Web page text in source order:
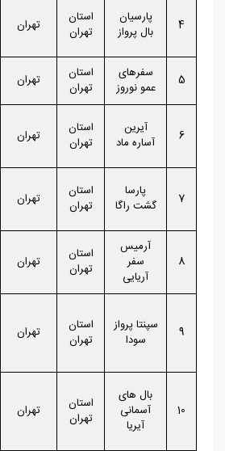
4
پارسیان
بال پرواز
استان
تهران
تهران
5
سفرهای
عمو نوروز
استان
تهران
تهران
6
آیرین
آساره ماد
استان
تهران
تهران
7
پارسا
گشت راگا
استان
تهران
تهران
8
آرمیس
سفر
آریایی
استان
تهران
تهران
9
سپنتا پرواز
سودا
استان
تهران
تهران
10
بال های
آسمانی
آیریا
استان
تهران
تهران